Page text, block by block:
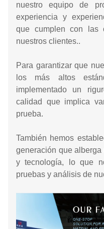
nuestro equipo de
experiencia y
que cumplen con las
nuestros clientes..
Para garantizar que
los más altos
implementado un
calidad que implica
prueba.
También hemos
generación que
y tecnología, lo que
pruebas y análisis de